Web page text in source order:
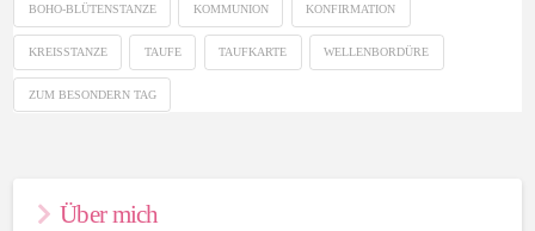
BOHO-BLÜTENSTANZE KOMMUNION KONFIRMATION
KREISSTANZE TAUFE TAUFKARTE WELLENBORDÜRE
ZUM BESONDERN TAG
Über mich